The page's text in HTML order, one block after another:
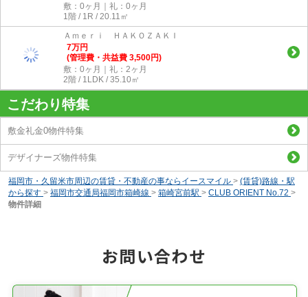
敷：0ヶ月｜礼：0ヶ月
1階 / 1R / 20.11㎡
Ａｍｅｒｉ ＨＡＫＯＺＡＫＩ
7万円
(管理費・共益費 3,500円)
敷：0ヶ月｜礼：2ヶ月
2階 / 1LDK / 35.10㎡
こだわり特集
敷金礼金0物件特集
デザイナーズ物件特集
福岡市・久留米市周辺の賃貸・不動産の事ならイースマイル > (賃貸)路線・駅
から探す > 福岡市交通局福岡市箱崎線 > 箱崎宮前駅 > CLUB ORIENT No.72 >
物件詳細
お問い合わせ